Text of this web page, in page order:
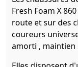
Fresh Foam X
route et sur des
coureurs
amorti , maintien